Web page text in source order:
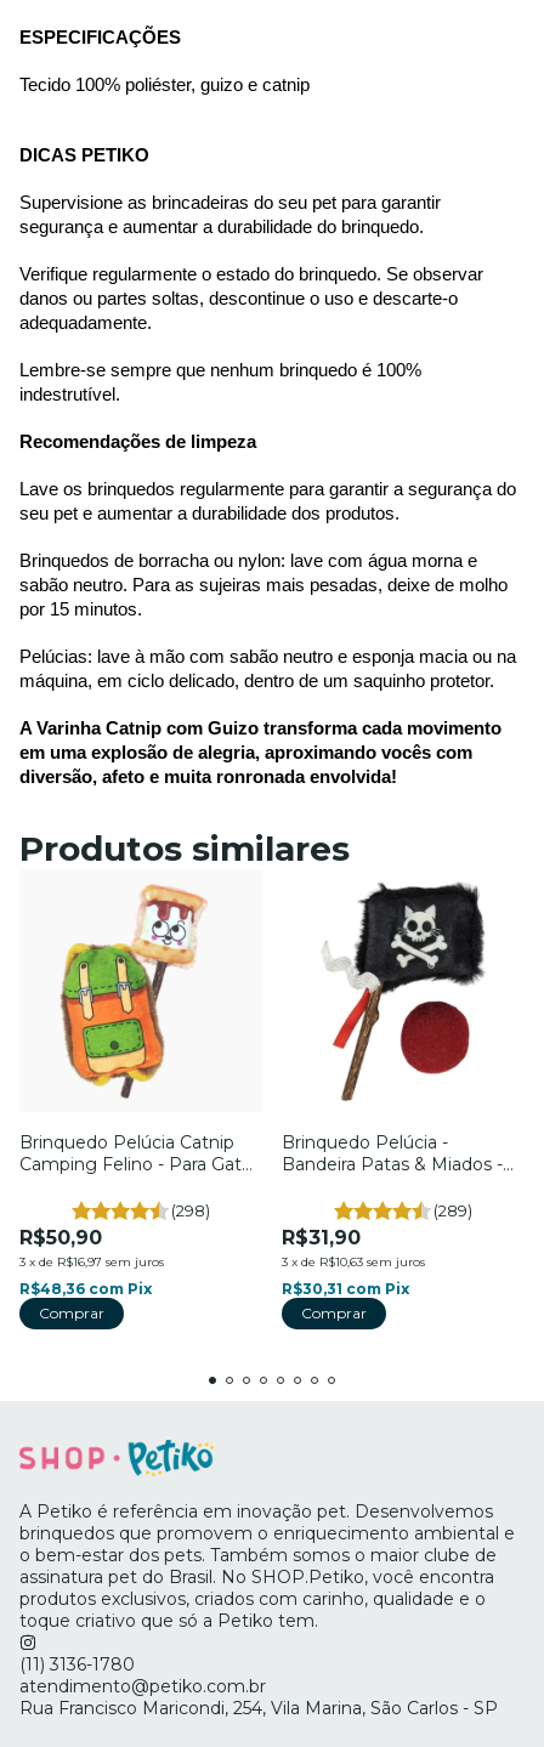
ESPECIFICAÇÕES
Tecido 100% poliéster, guizo e catnip
DICAS PETIKO
Supervisione as brincadeiras do seu pet para garantir
segurança e aumentar a durabilidade do brinquedo.
Verifique regularmente o estado do brinquedo. Se observar
danos ou partes soltas, descontinue o uso e descarte-o
adequadamente.
Lembre-se sempre que nenhum brinquedo é 100%
indestrutível.
Recomendações de limpeza
Lave os brinquedos regularmente para garantir a segurança do
seu pet e aumentar a durabilidade dos produtos.
Brinquedos de borracha ou nylon: lave com água morna e
sabão neutro. Para as sujeiras mais pesadas, deixe de molho
por 15 minutos.
Pelúcias: lave à mão com sabão neutro e esponja macia ou na
máquina, em ciclo delicado, dentro de um saquinho protetor.
A Varinha Catnip com Guizo transforma cada movimento
em uma explosão de alegria, aproximando vocês com
diversão, afeto e muita ronronada envolvida!
Produtos similares
Brinquedo Pelúcia Catnip
Camping Felino - Para Gatos
(298)
R$50,90
3 x de R$16,97 sem juros
R$48,36 com Pix
Brinquedo Pelúcia -
Bandeira Patas & Miados -
(289)
R$31,90
3 x de R$10,63 sem juros
R$30,31 com Pix
A Petiko é referência em inovação pet. Desenvolvemos
brinquedos que promovem o enriquecimento ambiental e
o bem-estar dos pets. Também somos o maior clube de
assinatura pet do Brasil. No SHOP.Petiko, você encontra
produtos exclusivos, criados com carinho, qualidade e o
toque criativo que só a Petiko tem.
(11) 3136-1780
atendimento@petiko.com.br
Rua Francisco Maricondi, 254, Vila Marina, São Carlos - SP